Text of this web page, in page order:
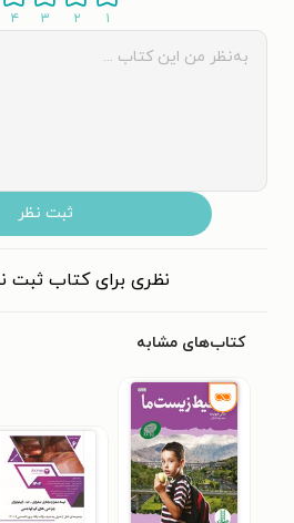
۱ ۲ ۳ ۴
ثبت نظر
نظری برای کتاب
کتاب‌های مشابه